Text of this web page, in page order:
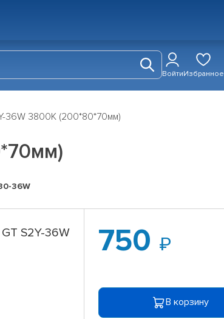
ВойтиИзбранное
36W 3800K (200*80*70мм)
36W
S2Y-36W
750
В корзину